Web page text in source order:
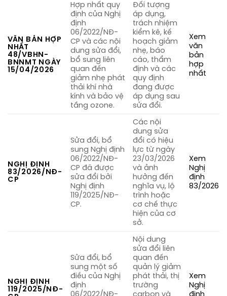
VĂN BẢN HỢP
NHẤT
48/VBHN-
BNNMT NGÀY
15/04/2026
Hợp nhất quy
định của Nghị
định
06/2022/NĐ-
CP và các nội
dung sửa đổi,
bổ sung liên
quan đến
giảm nhẹ phát
thải khí nhà
kính và bảo vệ
tầng ozone.
Đối tượng
áp dụng,
trách nhiệm
kiểm kê, kế
hoạch giảm
nhẹ, báo
cáo, thẩm
định và các
quy định
đang được
áp dụng sau
sửa đổi.
Xem
văn
bản
hợp
nhất
NGHỊ ĐỊNH
83/2026/NĐ-
CP
Sửa đổi, bổ
sung Nghị định
06/2022/NĐ-
CP đã được
sửa đổi bởi
Nghị định
119/2025/NĐ-
CP.
Các nội
dung sửa
đổi có hiệu
lực từ ngày
23/03/2026
và ảnh
hưởng đến
nghĩa vụ, lộ
trình hoặc
cơ chế thực
hiện của cơ
sở.
Xem
Nghị
định
83/2026
NGHỊ ĐỊNH
119/2025/NĐ-
Sửa đổi, bổ
sung một số
điều của Nghị
định
06/2022/NĐ-
Nội dung
sửa đổi liên
quan đến
quản lý giảm
phát thải, thị
trường
carbon và
Xem
Nghị
định